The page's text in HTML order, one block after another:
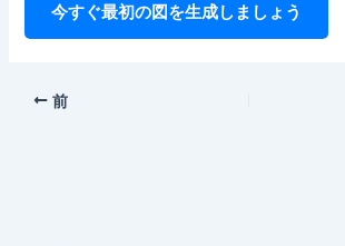
今すぐ最初の図を生成しましょう
前